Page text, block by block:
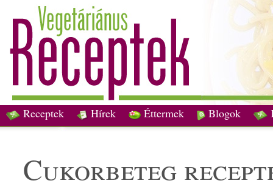
Receptek Hírek Éttermek Blogok
cukorbeteg